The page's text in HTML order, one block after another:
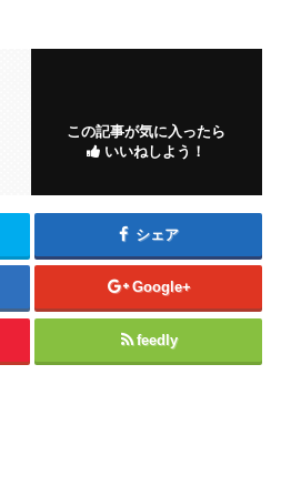
この記事が気に入ったら
いいねしよう！
シェア
Google+
feedly